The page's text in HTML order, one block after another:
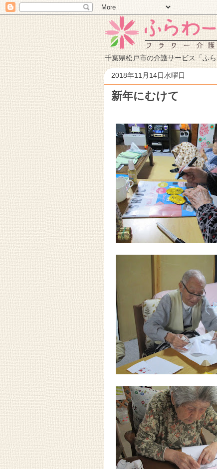
千葉県松戸市の介護サービス「ふ
2018年11月14日水曜日
新年にむけて